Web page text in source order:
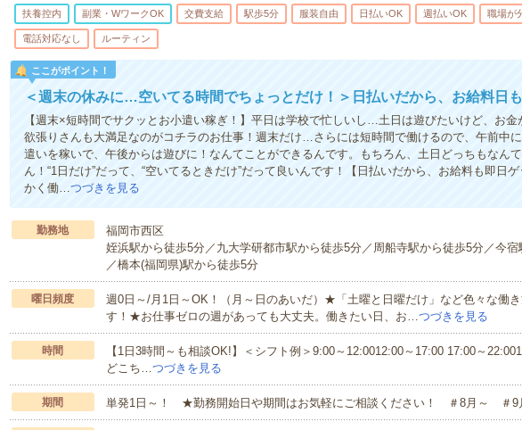
扶養控内 副業・WワークOK 交費支給 駅歩5分 服装自由 日払いOK 週払いOK 職場が
電話対応なし ルーティン
ここがポイント！
＜週末の休みに…空いてる時間でちょっとだけ！＞日払いだから、お給料日も
【週末×短時間でサクッとお小遣い稼ぎ！】平日は学校で忙しいし…土日は遊びたいけど、お
欲張りさんも大満足なのがコチラのお仕事！週末だけ…さらには短時間で働けるので、午前中
遣いを稼いで、午後からは遊びに！なんてことができるんです。もちろん、土日どっちもなん
ん！“1日だけ”だって、“空いてるときだけ”だって良いんです！【日払いだから、お給料も即日
かく働…つづきを見る
勤務地
福岡市西区
姪浜駅から徒歩5分／九大学研都市駅から徒歩5分／周船寺駅から徒歩5分／今宿
／橋本(福岡県)駅から徒歩5分
曜日頻度
週0日～/月1日～OK！（月～日のあいだ）★「土曜と日曜だけ」など色々な働き
す！★お仕事ゼロの週があっても大丈夫。働きたい日、お…つづきを見る
時間
【1日3時間～も相談OK!】＜シフト例＞9:00～12:0012:00～17:00 17:00～
どこち…つづきを見る
期間 単発1日～！ ★勤務開始日や期間はお気軽にご相談ください！ ＃8月～ ＃9